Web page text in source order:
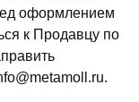
оформлением
к Продавцу по